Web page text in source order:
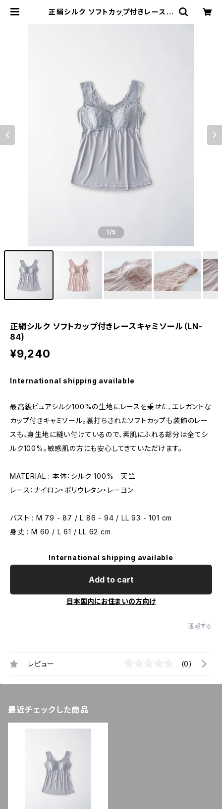
正絹シルク ソフトカップ付きレースキ
1/5
正絹シルク ソフトカップ付きレースキャミソール（LN-
84)
¥9,240
International shipping available
最高級ピュアシルク100%の生地にレースを乗せた、エレガントな
カップ付きキャミソール。裏打ちされたソフトカップも装飾のレー
スも、身生地に縫い付けているので、素肌にふれる部分は全てシ
ルク100%。敏感肌の方にも安心してきていただけます。
MATERIAL : 本体：シルク 100% 天竺
レース：ナイロン・ポリウレタン・レーヨン
バスト : M 79 - 87 / L 86 - 94 / LL 93 - 101 cm
身丈 : M 60 / L 61 / LL 62 cm
International shipping available
Add to cart
日本国内にお住まいの方向け
通報する
レビュー (0)
最近チェックした商品